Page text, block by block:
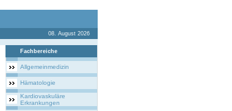
08. August 2026
Fachbereiche
Allgemeinmedizin
Hämatologie
Kardiovaskuläre
Erkrankungen